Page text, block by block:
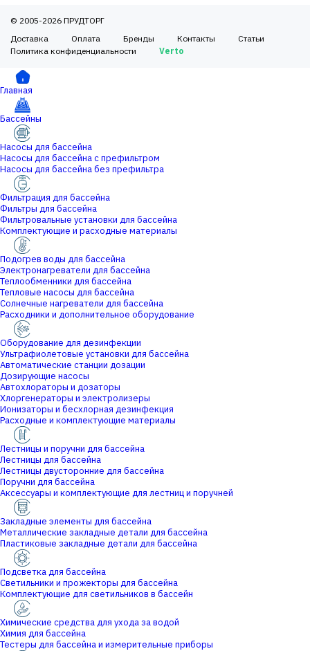
© 2005-2026 ПРУДТОРГ
Доставка
Оплата Бренды Контакты
Статьи
Политика конфиденциальности
Verto
Главная
Бассейны
Насосы для бассейна
Насосы для бассейна с префильтром
Насосы для бассейна без префильтра
Фильтрация для бассейна
Фильтры для бассейна
Фильтровальные установки для бассейна
Комплектующие и расходные материалы
Подогрев воды для бассейна
Электронагреватели для бассейна
Теплообменники для бассейна
Тепловые насосы для бассейна
Солнечные нагреватели для бассейна
Расходники и дополнительное оборудование
Оборудование для дезинфекции
Ультрафиолетовые установки для бассейна
Автоматические станции дозации
Дозирующие насосы
Автохлораторы и дозаторы
Хлоргенераторы и электролизеры
Ионизаторы и бесхлорная дезинфекция
Расходные и комплектующие материалы
Лестницы и поручни для бассейна
Лестницы для бассейна
Лестницы двусторонние для бассейна
Поручни для бассейна
Аксессуары и комплектующие для лестниц и поручней
Закладные элементы для бассейна
Металлические закладные детали для бассейна
Пластиковые закладные детали для бассейна
Подсветка для бассейна
Светильники и прожекторы для бассейна
Комплектующие для светильников в бассейн
Химические средства для ухода за водой
Химия для бассейна
Тестеры для бассейна и измерительные приборы